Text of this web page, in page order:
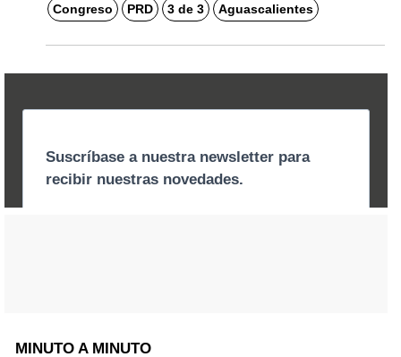
Congreso PRD 3 de 3 Aguascalientes
MINUTO A MINUTO